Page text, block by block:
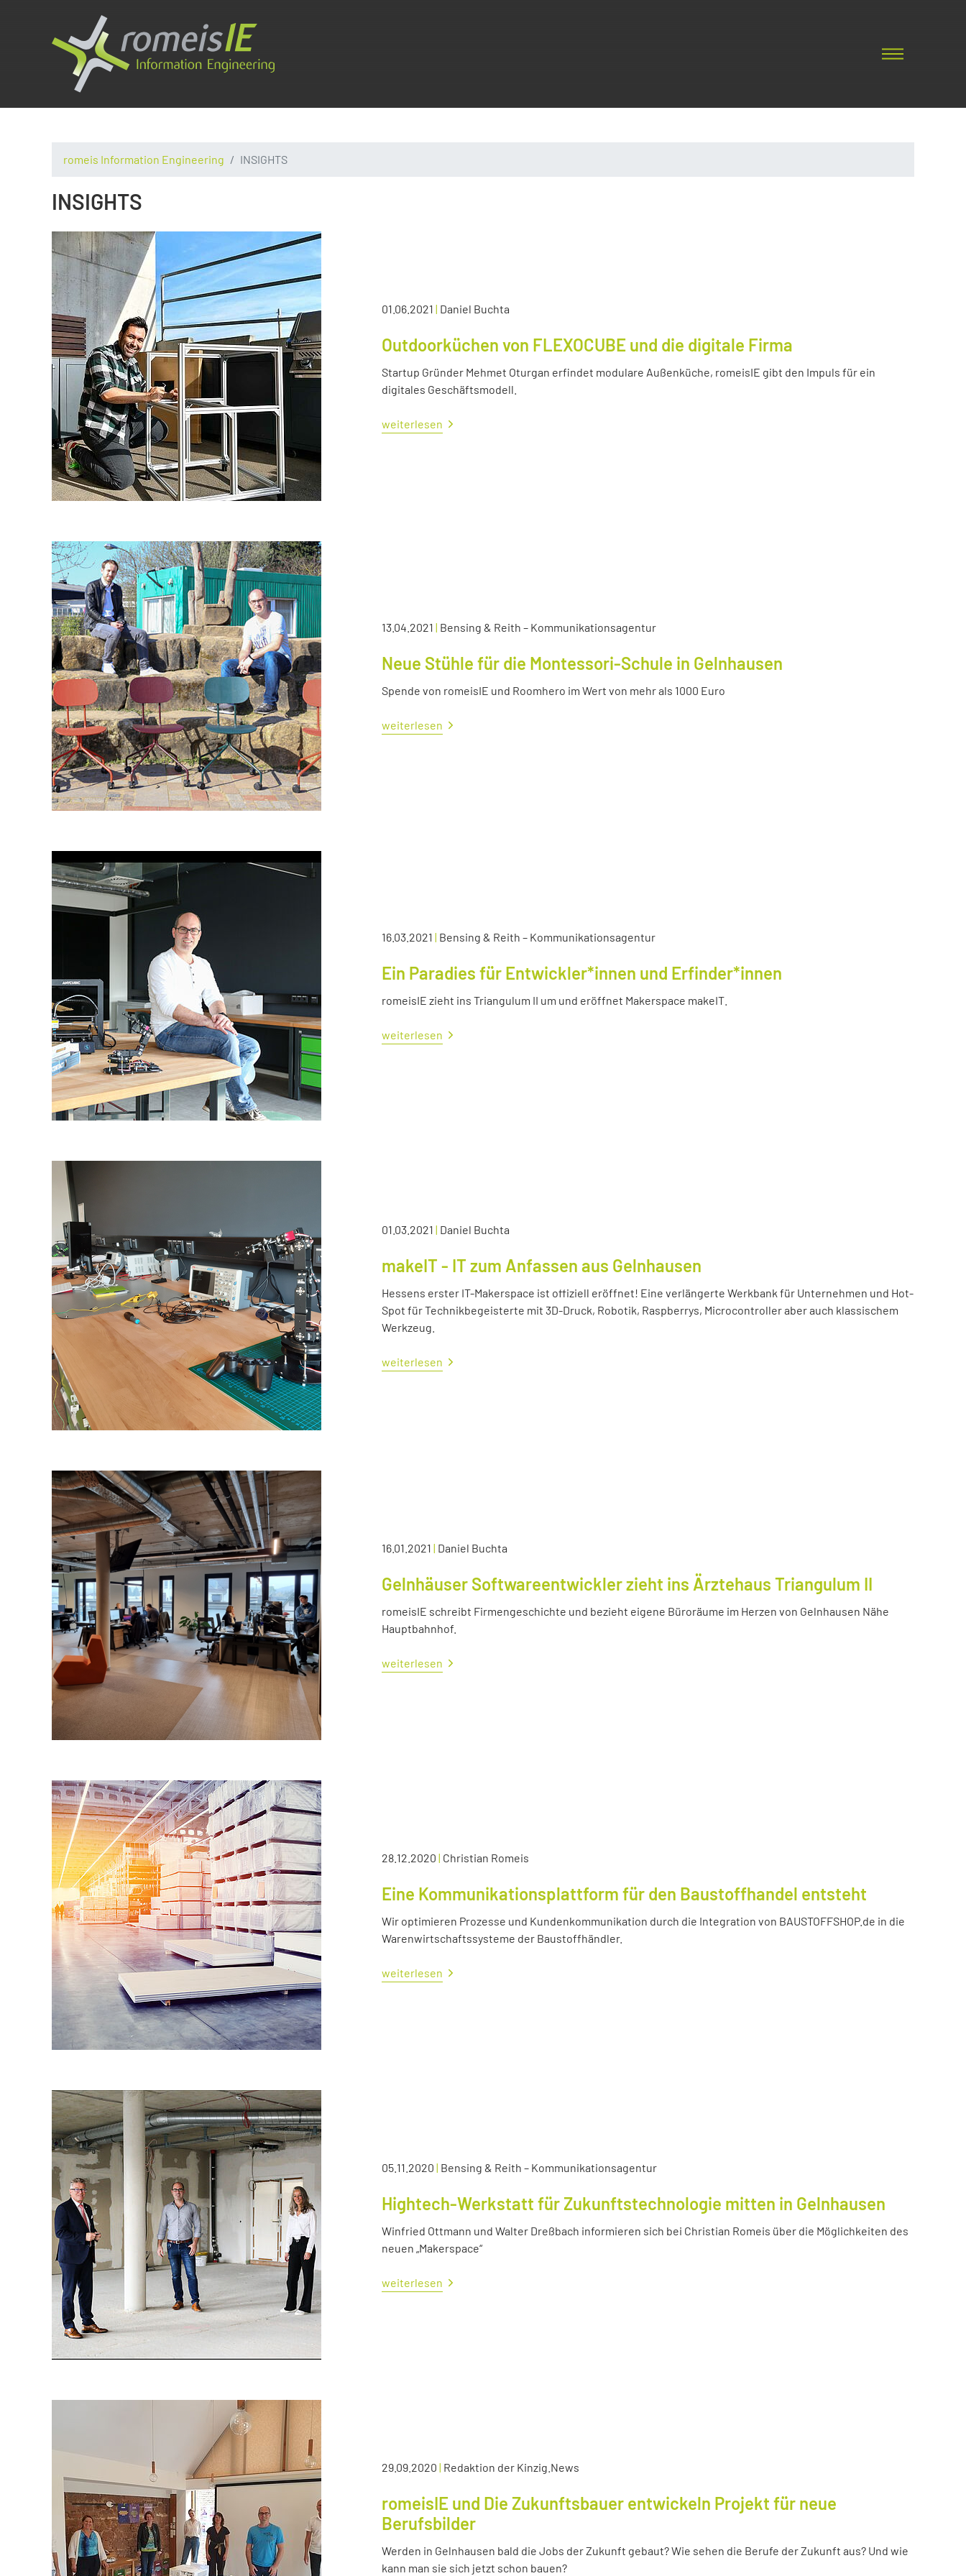
romeis Information Engineering INSIGHTS
INSIGHTS
01.06.2021 | Daniel Buchta
Outdoorküchen von FLEXOCUBE und die digitale Firma
Startup Gründer Mehmet Oturgan erfindet modulare Außenküche, romeisIE gibt den Impuls für ein
digitales Geschäftsmodell.
weiterlesen
13.04.2021 | Bensing & Reith – Kommunikationsagentur
Neue Stühle für die Montessori-Schule in Gelnhausen
Spende von romeisIE und Roomhero im Wert von mehr als 1000 Euro
weiterlesen
16.03.2021 | Bensing & Reith – Kommunikationsagentur
Ein Paradies für Entwickler*innen und Erfinder*innen
romeisIE zieht ins Triangulum II um und eröffnet Makerspace makeIT.
weiterlesen
01.03.2021 | Daniel Buchta
makeIT - IT zum Anfassen aus Gelnhausen
Hessens erster IT-Makerspace ist offiziell eröffnet! Eine verlängerte Werkbank für Unternehmen und Hot-
Spot für Technikbegeisterte mit 3D-Druck, Robotik, Raspberrys, Microcontroller aber auch klassischem
Werkzeug.
weiterlesen
16.01.2021 | Daniel Buchta
Gelnhäuser Softwareentwickler zieht ins Ärztehaus Triangulum II
romeisIE schreibt Firmengeschichte und bezieht eigene Büroräume im Herzen von Gelnhausen Nähe
Hauptbahnhof.
weiterlesen
28.12.2020 | Christian Romeis
Eine Kommunikationsplattform für den Baustoffhandel entsteht
Wir optimieren Prozesse und Kundenkommunikation durch die Integration von BAUSTOFFSHOP.de in die
Warenwirtschaftssysteme der Baustoffhändler.
weiterlesen
05.11.2020 | Bensing & Reith – Kommunikationsagentur
Hightech-Werkstatt für Zukunftstechnologie mitten in Gelnhausen
Winfried Ottmann und Walter Dreßbach informieren sich bei Christian Romeis über die Möglichkeiten des
neuen „Makerspace“
weiterlesen
29.09.2020 | Redaktion der Kinzig.News
romeisIE und Die Zukunftsbauer entwickeln Projekt für neue
Berufsbilder
Werden in Gelnhausen bald die Jobs der Zukunft gebaut? Wie sehen die Berufe der Zukunft aus? Und wie
kann man sie sich jetzt schon bauen?